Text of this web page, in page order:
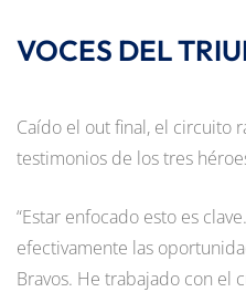
VOCES DEL
Caído el out final, el circuito
testimonios de los tres
“Estar enfocado esto es
efectivamente las
Bravos. He trabajado con el